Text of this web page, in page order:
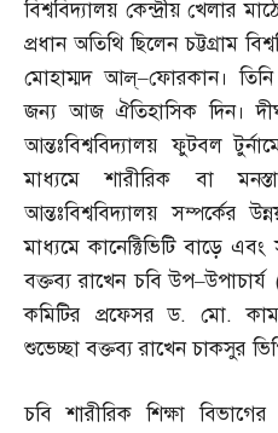
বিশ্ববিদ্যালয় কেন্দ্রীয় খেলার
প্রধান অতিথি ছিলেন চট্টগ্রাম
মোহাম্মদ আল্‌–ফোরকান। তিনি
জন্য আজ ঐতিহাসিক দিন।
আন্তঃবিশ্ববিদ্যালয় ফুটবল
মাধ্যমে শারীরিক বা
আন্তঃবিশ্ববিদ্যালয় সম্পর্কের
মাধ্যমে কানেক্টিভিটি বাড়ে
বক্তব্য রাখেন চবি উপ–উপাচার্য
কমিটির প্রফেসর ড.মো.
শুভেচ্ছা বক্তব্য রাখেন চাকসুর
চবি শারীরিক শিক্ষা